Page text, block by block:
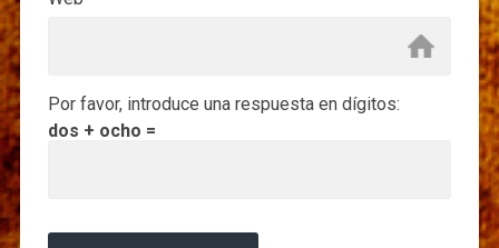
Por favor, introduce una respuesta en dígitos:
dos + ocho =